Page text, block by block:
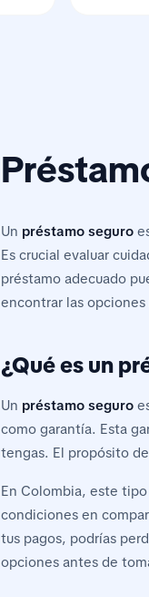
Un préstamo seguro
Es crucial evaluar
préstamo adecuado
encontrar las opciones
¿Qué es un
Un préstamo seguro
como garantía. Esta
tengas. El propósito
En Colombia, este
condiciones en
tus pagos, podrías
opciones antes de